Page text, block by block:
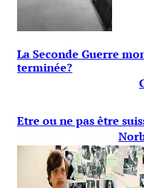
La Seconde Guerre
terminée?
Etre ou ne pas être